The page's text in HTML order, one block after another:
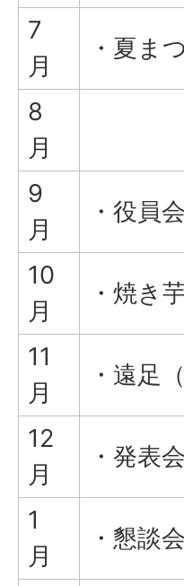
7
月
・夏ま
8
月
9
月
・役員
10
月
・焼き
11
月
・遠足
12
月
・発表
1
月
・懇談